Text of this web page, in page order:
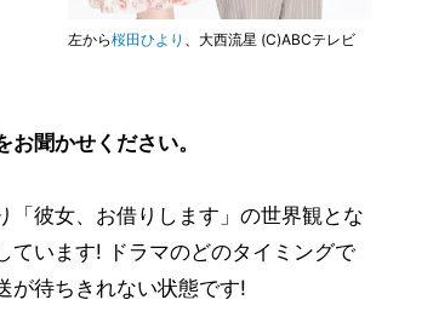
左から桜田ひより 、大西流星 (C)ABCテレビ
聞かせください。
「彼女、お借りします」の世界観とな
ています! ドラマのどのタイミングで
が待ちきれない状態です!